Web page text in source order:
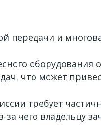
передачи и
что может
требует
чего владельцу